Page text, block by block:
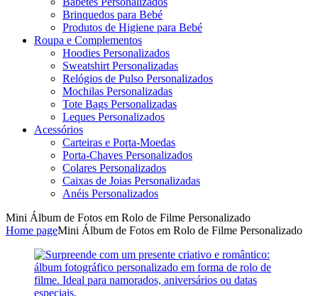
Brinquedos para Bebé
Produtos de Higiene para Bebé
Roupa e Complementos
Hoodies Personalizados
Sweatshirt Personalizadas
Relógios de Pulso Personalizados
Mochilas Personalizadas
Tote Bags Personalizadas
Leques Personalizados
Acessórios
Carteiras e Porta-Moedas
Porta-Chaves Personalizados
Colares Personalizados
Caixas de Joias Personalizadas
Anéis Personalizados
Mini Álbum de Fotos em Rolo de Filme Personalizado
Home pageMini Álbum de Fotos em Rolo de Filme Personalizado